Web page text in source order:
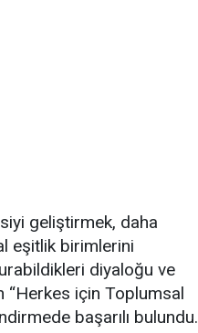
geliştirmek, daha
eşitlik birimlerini
diyaloğu ve
“Herkes için Toplumsal
başarılı bulundu.